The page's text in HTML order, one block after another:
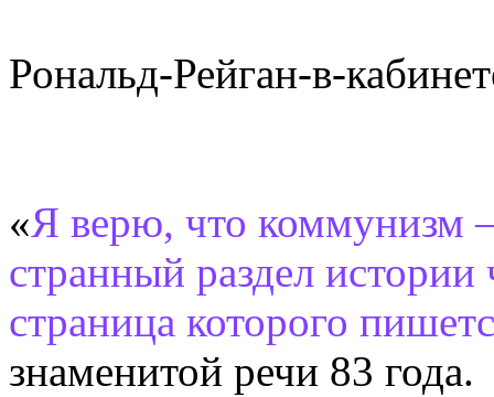
Рональд-Рейган-в-
«Я верю, что коммунизм
странный раздел истории
страница которого
знаменитой речи 83 года.